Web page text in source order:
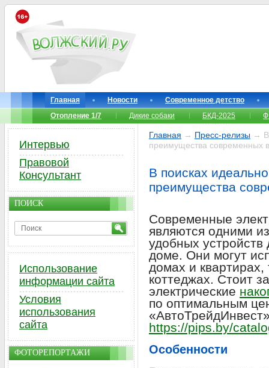
Главная Новости
Современное детство
Отопление 1/7
Дикие собаки БКД-2025
Главная → Пресс-релизы → В
преимущества современных
В поисках
преимущества
Современные
являются одними
удобных устройств
доме. Они могут
домах и
коттеджах. Стоит
электрические
по оптимальным
https://pips.by/
Особенности
Интервью
Правовой
Консультант
ПОИСК
Использование
информации сайта
Условия
использования
сайта
ФОТОРЕПОРТАЖИ